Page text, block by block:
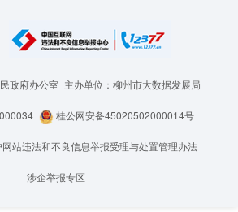
政府办公室 主办单位：柳州市大数据发展局
桂公网安备45020502000014号
站违法和不良信息举报受理与处置管理办法
涉企举报专区